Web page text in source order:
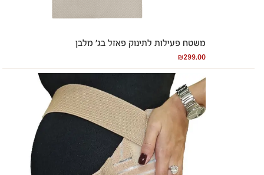
משטח פעילות לתינוק פאזל בג’ מלבן
₪299.00